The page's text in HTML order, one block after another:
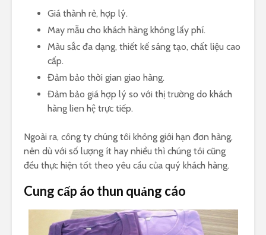
Giá thành rẻ, hợp lý.
May mẫu cho khách hàng không lấy phí.
Màu sắc đa dạng, thiết kế sáng tạo, chất liệu cao
cấp.
Đảm bảo thời gian giao hàng.
Đảm bảo giá hợp lý so với thị trường do khách
hàng lien hệ trực tiếp.
Ngoài ra, công ty chúng tôi không giới hạn đơn hàng,
nên dù với số lượng ít hay nhiều thì chúng tôi cũng
đều thực hiện tốt theo yêu cầu của quý khách hàng.
Cung cấp áo thun quảng cáo